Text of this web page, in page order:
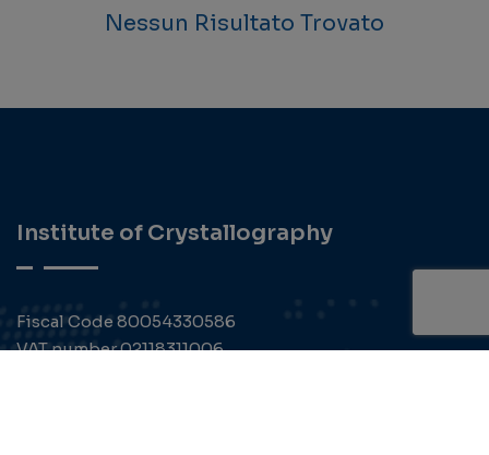
Nessun Risultato Trovato
Institute of Crystallography
Fiscal Code 80054330586
VAT number 02118311006